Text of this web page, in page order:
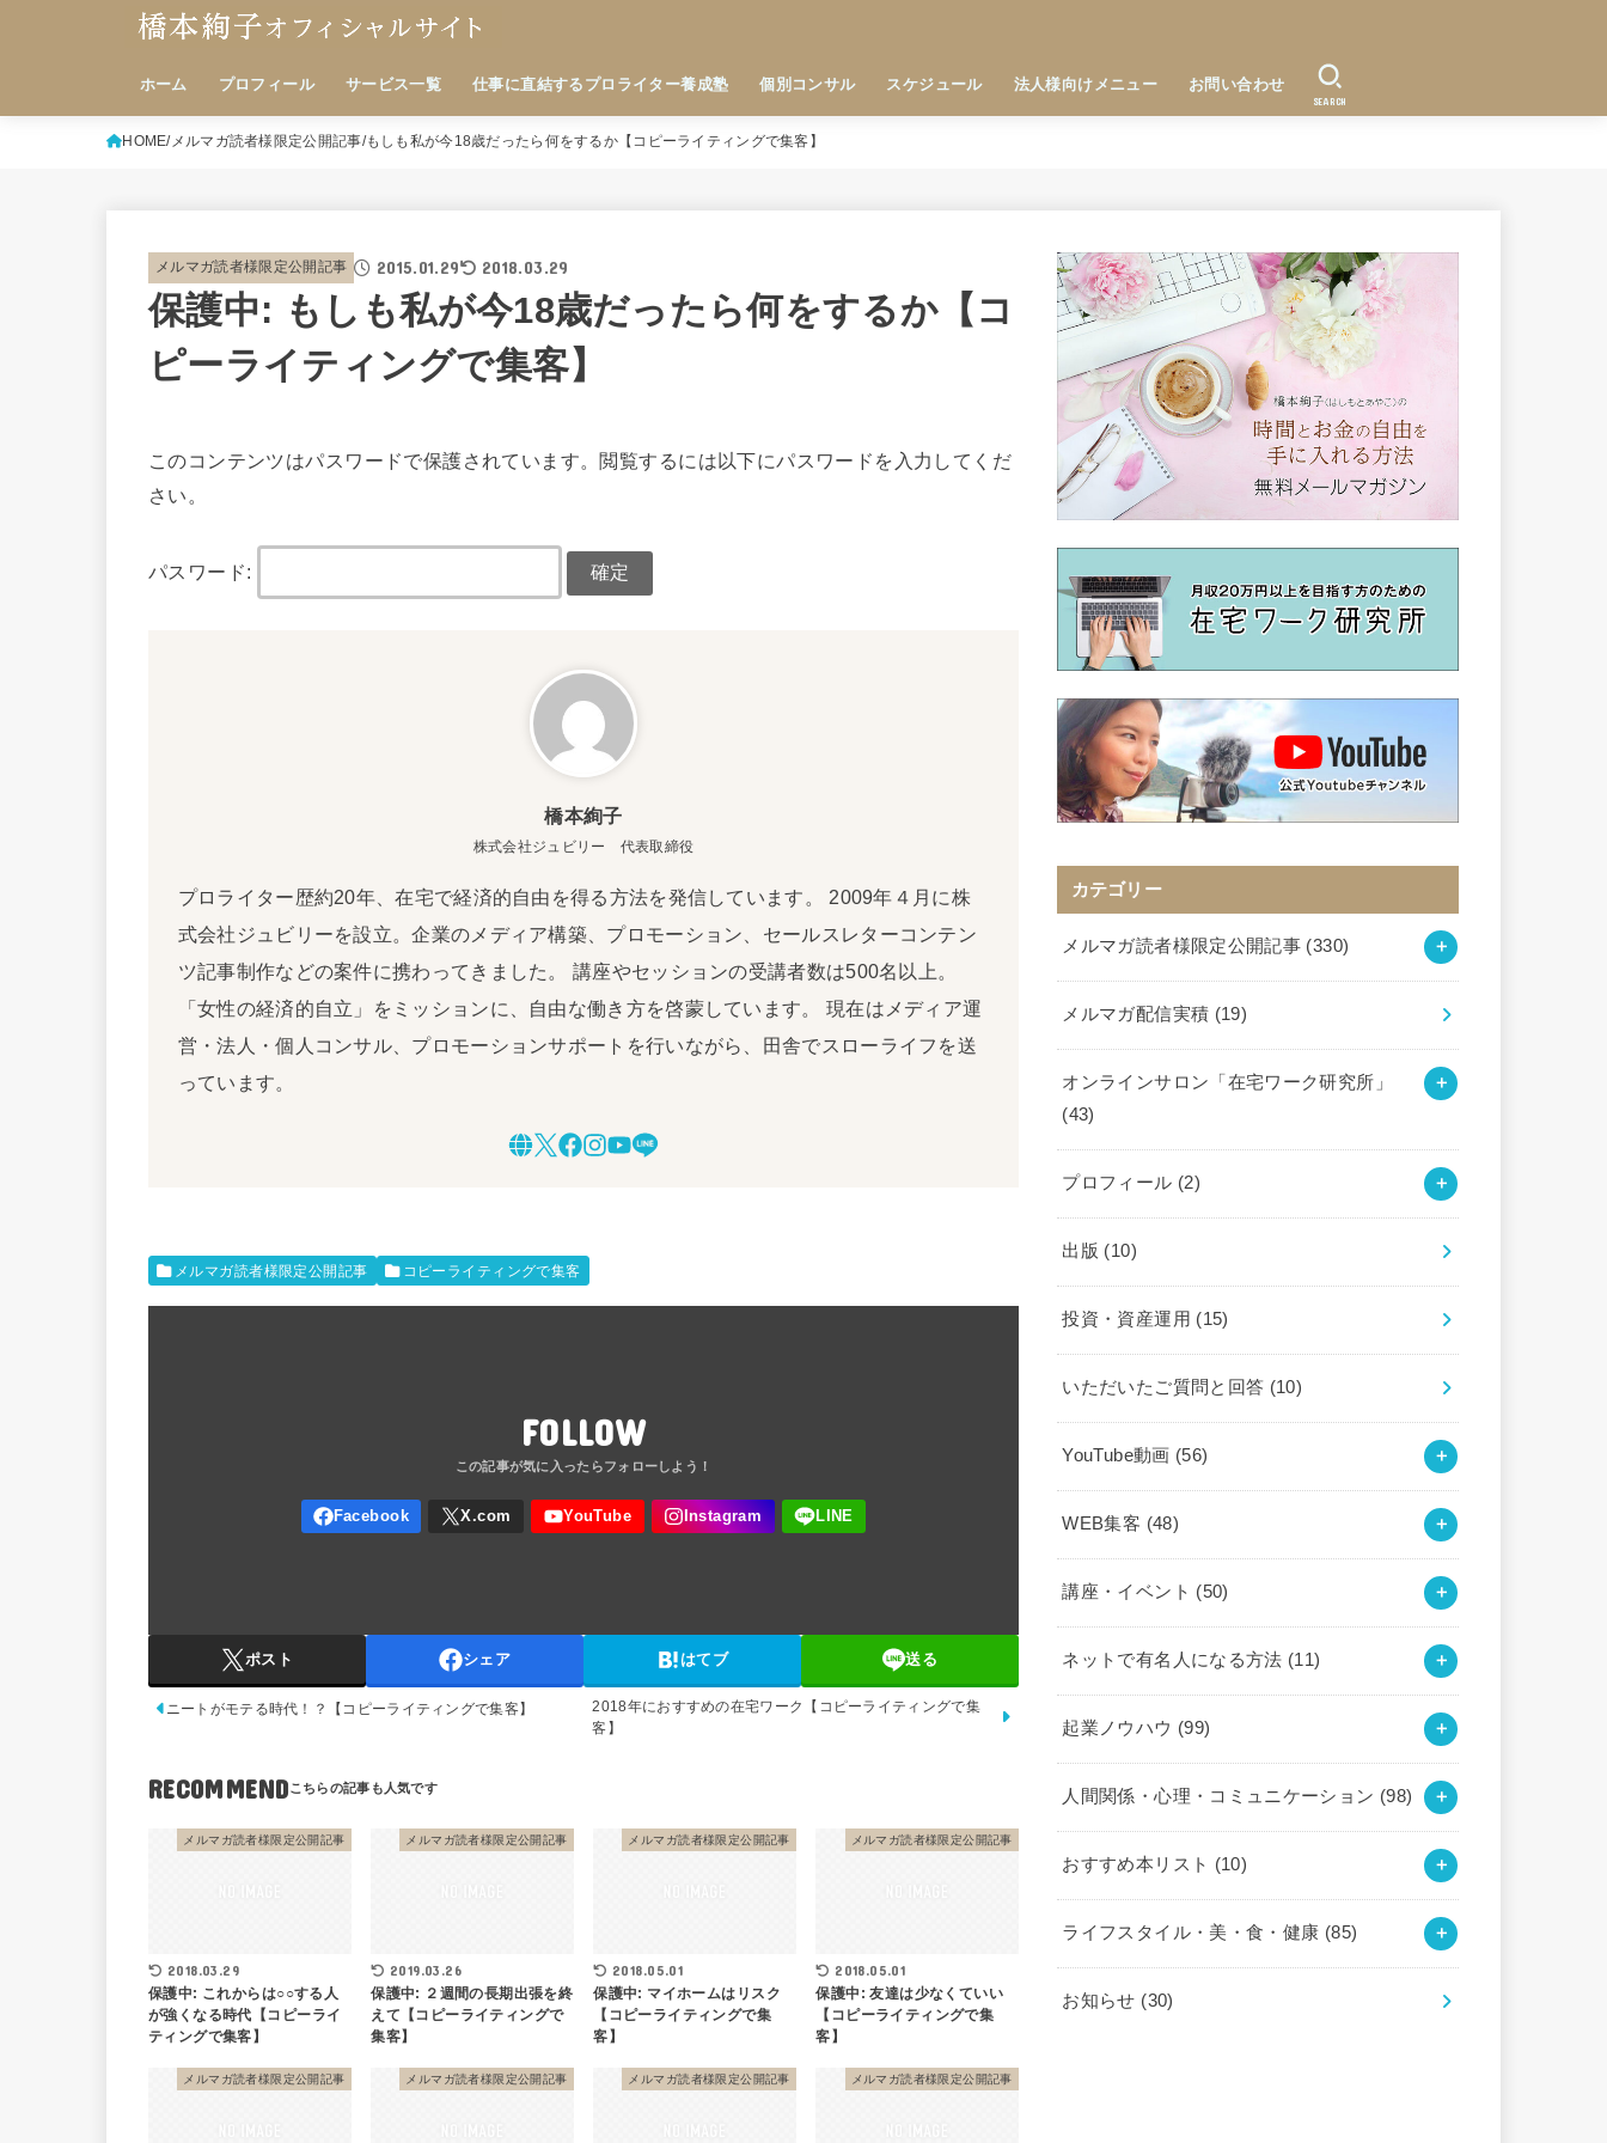
ホーム プロフィール サービス一覧 仕事に直結するプロライター養成塾 個別コンサル スケジュール 法人様向けメニュー お問い合わせ
SEARCH
HOME メルマガ読者様限定公開記事 もしも私が今18歳だったら何をするか【コピーライティングで集客】
メルマガ読者様限定公開記事 2015.01.29 2018.03.29
保護中: もしも私が今18歳だったら何をするか【コ
ピーライティングで集客】
このコンテンツはパスワードで保護されています。閲覧するには以下にパスワードを入力してくだ
さい。
パスワード:
橋本絢子
株式会社ジュビリー 代表取締役
プロライター歴約20年、在宅で経済的自由を得る方法を発信しています。 2009年４月に株
式会社ジュビリーを設立。企業のメディア構築、プロモーション、セールスレターコンテン
ツ記事制作などの案件に携わってきました。 講座やセッションの受講者数は500名以上。
「女性の経済的自立」をミッションに、自由な働き方を啓蒙しています。 現在はメディア運
営・法人・個人コンサル、プロモーションサポートを行いながら、田舎でスローライフを送
っています。
メルマガ読者様限定公開記事 コピーライティングで集客
FOLLOW
ポスト シェア はてブ 送る
ニートがモテる時代！？【コピーライティングで集客】
2018年におすすめの在宅ワーク【コピーライティングで集
客】
RECOMMEND
メルマガ読者様限定公開記事
2018.03.29
保護中: これからは○○する人
が強くなる時代【コピーライ
ティングで集客】
メルマガ読者様限定公開記事
2019.03.26
保護中: ２週間の長期出張を終
えて【コピーライティングで
集客】
メルマガ読者様限定公開記事
2018.05.01
保護中: マイホームはリスク
【コピーライティングで集
客】
メルマガ読者様限定公開記事
2018.05.01
保護中: 友達は少なくていい
【コピーライティングで集
客】
メルマガ読者様限定公開記事 メルマガ読者様限定公開記事 メルマガ読者様限定公開記事 メルマガ読者様限定公開記事
カテゴリー
メルマガ読者様限定公開記事 (330)
メルマガ配信実積 (19)
オンラインサロン「在宅ワーク研究所」
(43)
プロフィール (2)
出版 (10)
投資・資産運用 (15)
いただいたご質問と回答 (10)
YouTube動画 (56)
WEB集客 (48)
講座・イベント (50)
ネットで有名人になる方法 (11)
起業ノウハウ (99)
人間関係・心理・コミュニケーション (98)
おすすめ本リスト (10)
ライフスタイル・美・食・健康 (85)
お知らせ (30)